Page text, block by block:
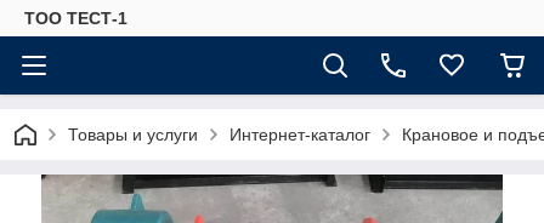
ТОО ТЕСТ-1
Товары и услуги Интернет-каталог Крановое и